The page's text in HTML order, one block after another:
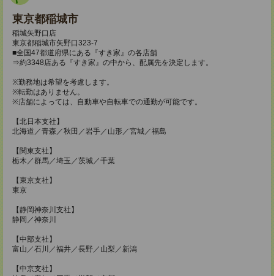
東京都稲城市
稲城矢野口店
東京都稲城市矢野口323-7
■全国47都道府県にある『すき家』の各店舗
⇒約3348店ある『すき家』の中から、配属先を決定します。
※勤務地は希望を考慮します。
※転勤はありません。
※店舗によっては、自動車や自転車での通勤が可能です。
【北日本支社】
北海道／青森／秋田／岩手／山形／宮城／福島
【関東支社】
栃木／群馬／埼玉／茨城／千葉
【東京支社】
東京
【静岡神奈川支社】
静岡／神奈川
【中部支社】
富山／石川／福井／長野／山梨／新潟
【中京支社】